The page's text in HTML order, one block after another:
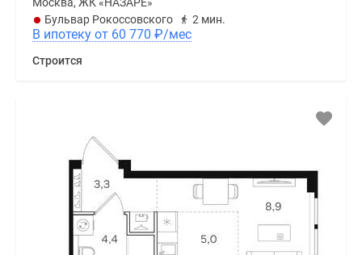
Москва, ЖК «НАЗАРÉ»
Бульвар Рокоссовского
2 мин.
В ипотеку от 60 770 ₽/мес
Строится